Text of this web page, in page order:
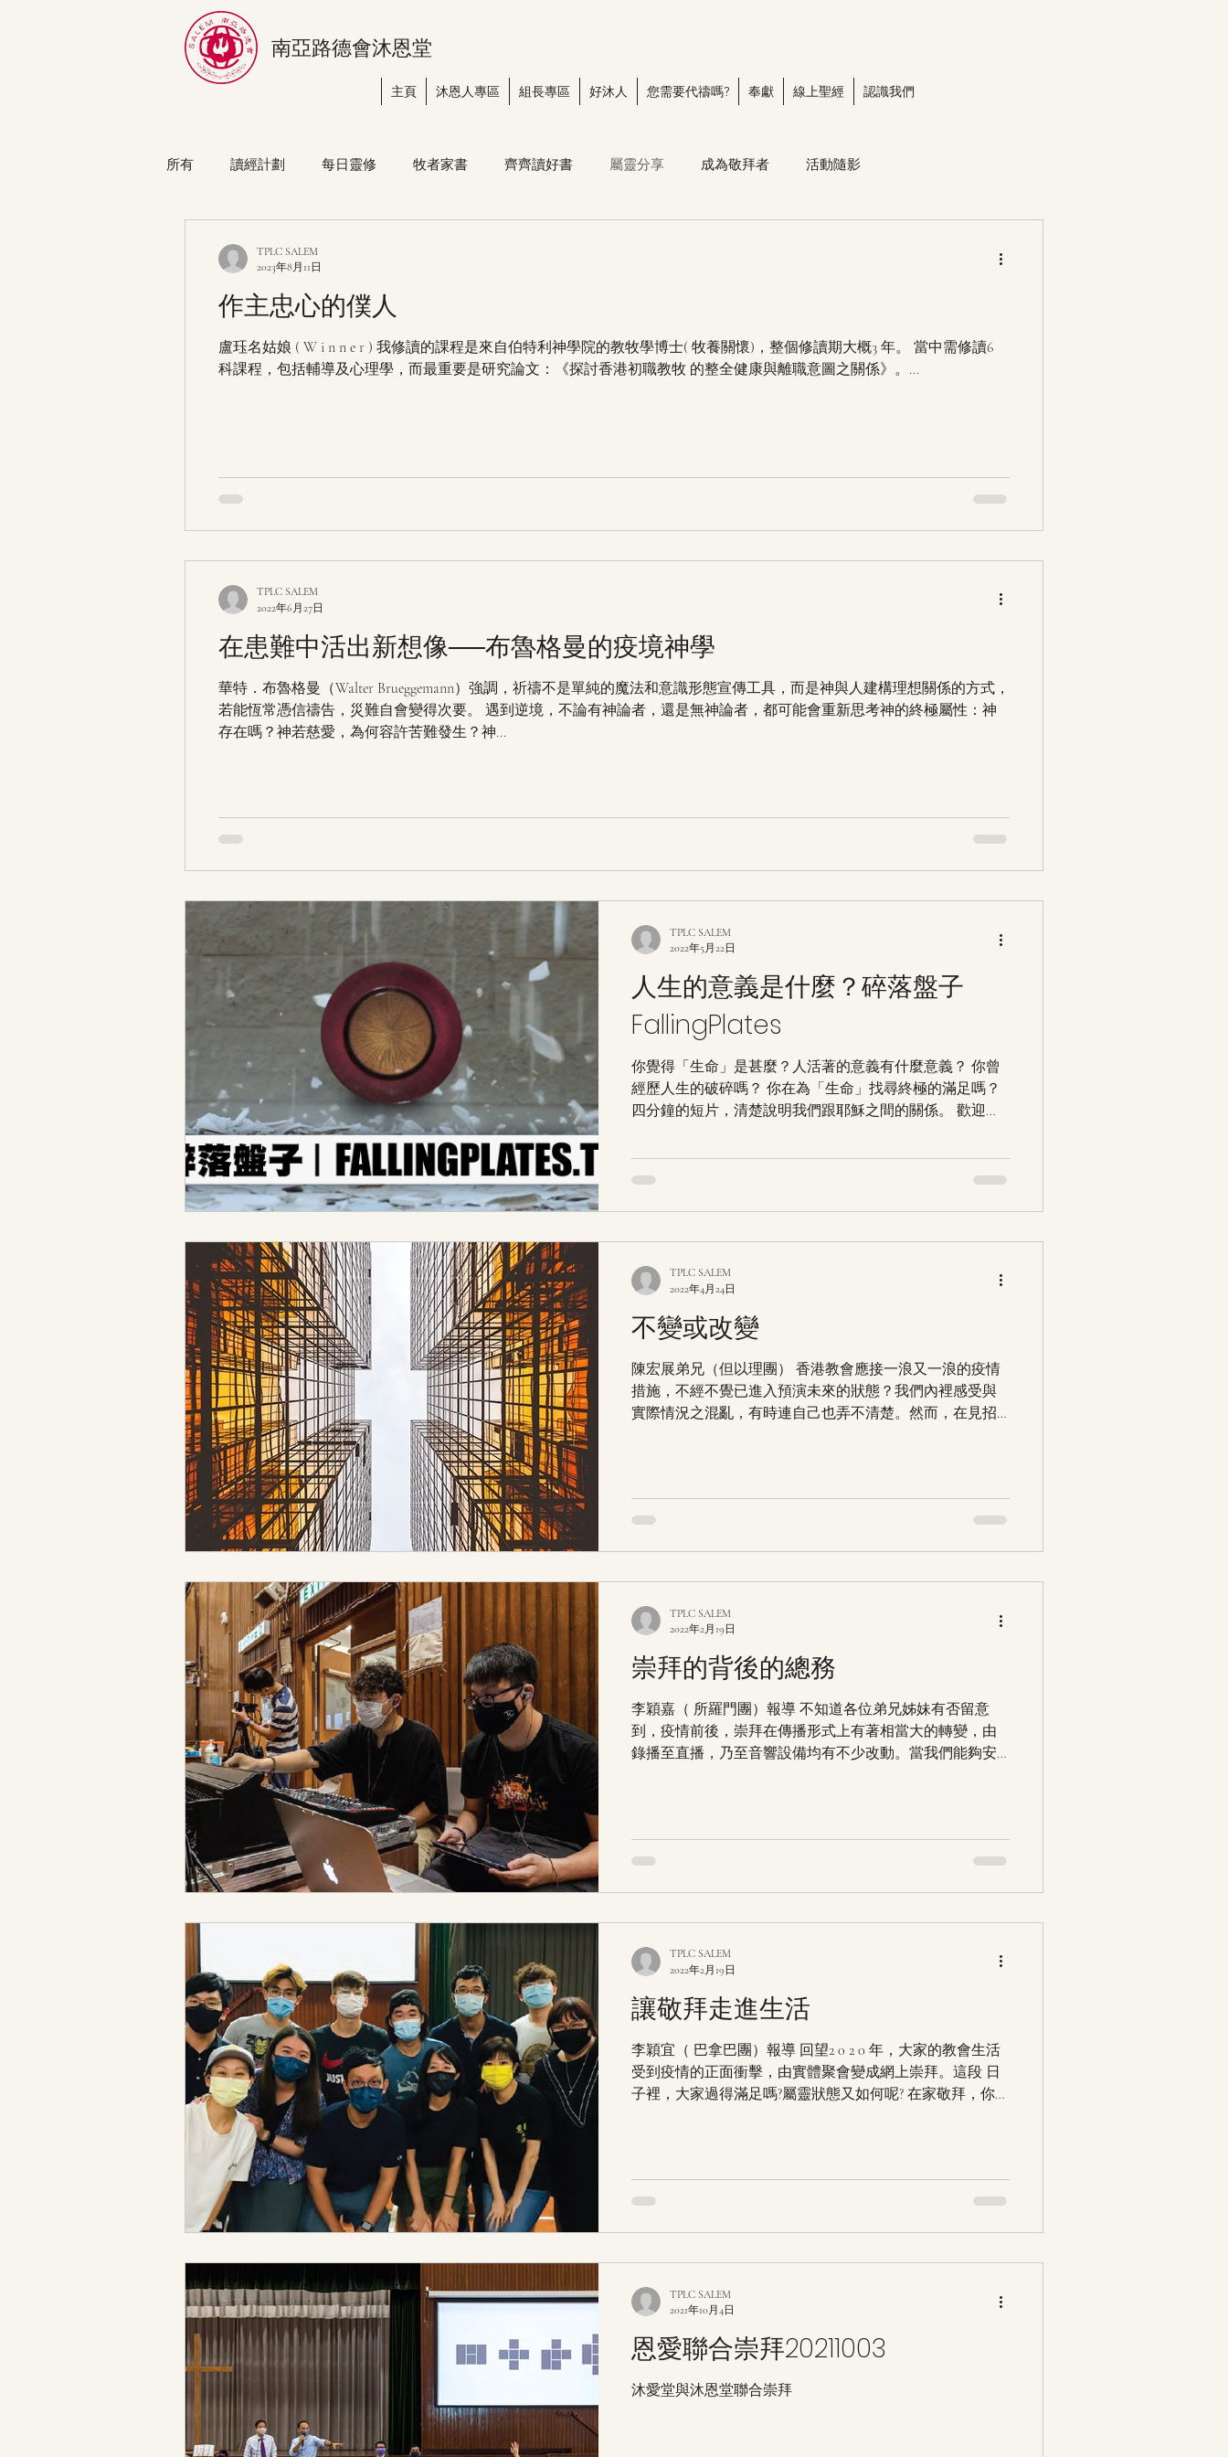
南亞路德會沐恩堂
主頁 沐恩人專區 組長專區 好沐人 您需要代禱嗎? 奉獻 線上聖經 認識我們
所有 讀經計劃 每日靈修 牧者家書 齊齊讀好書 屬靈分享 成為敬拜者 活動隨影
作主忠心的僕人
盧珏名姑娘 ( W i n n e r ) 我修讀的課程是來自伯特利神學院的教牧學博士( 牧養關懷)，整個修讀期大概3 年。 當中需修讀6
科課程，包括輔導及心理學，而最重要是研究論文：《探討香港初職教牧 的整全健康與離職意圖之關係》。...
TPLC SALEM
2023年8月11日
在患難中活出新想像──布魯格曼的疫境神學
華特．布魯格曼（Walter Brueggemann）強調，祈禱不是單純的魔法和意識形態宣傳工具，而是神與人建構理想關係的方式，
若能恆常憑信禱告，災難自會變得次要。 遇到逆境，不論有神論者，還是無神論者，都可能會重新思考神的終極屬性：神
存在嗎？神若慈愛，為何容許苦難發生？神...
TPLC SALEM
2022年6月27日
人生的意義是什麼？碎落盤子
FallingPlates
你覺得「生命」是甚麼？人活著的意義有什麼意義？ 你曾
經歷人生的破碎嗎？ 你在為「生命」找尋終極的滿足嗎？
四分鐘的短片，清楚說明我們跟耶穌之間的關係。 歡迎你
係。 如果您喜歡這部短片，或覺得對您有幫助，請您分享
給別人。
TPLC SALEM
2022年5月22日
不變或改變
陳宏展弟兄（但以理團） 香港教會應接一浪又一浪的疫情
措施，不經不覺已進入預演未來的狀態？我們內裡感受與
實際情況之混亂，有時連自己也弄不清楚。然而，在見招
TPLC SALEM
2022年4月24日
崇拜的背後的總務
李穎嘉（ 所羅門團）報導 不知道各位弟兄姊妹有否留意
到，疫情前後，崇拜在傳播形式上有著相當大的轉變，由
錄播至直播，乃至音響設備均有不少改動。當我們能夠安
TPLC SALEM
2022年2月19日
讓敬拜走進生活
李穎宜（ 巴拿巴團）報導 回望2 0 2 0 年，大家的教會生活
受到疫情的正面衝擊，由實體聚會變成網上崇拜。這段 日
子裡，大家過得滿足嗎?屬靈狀態又如何呢? 在家敬拜，你能
TPLC SALEM
2022年2月19日
恩愛聯合崇拜20211003
沐愛堂與沐恩堂聯合崇拜
TPLC SALEM
2021年10月4日